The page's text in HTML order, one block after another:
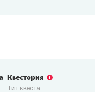
Тип квеста
Квестория